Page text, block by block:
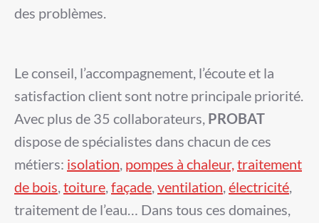
des problèmes.
Le conseil, l’accompagnement, l’écoute et la
satisfaction client sont notre principale priorité.
Avec plus de 35 collaborateurs, PROBAT
dispose de spécialistes dans chacun de ces
métiers: isolation, pompes à chaleur,traitement
de bois, toiture, façade, ventilation, électricité,
traitement de l’eau… Dans tous ces domaines,